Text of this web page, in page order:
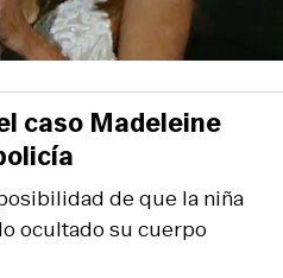
de que la niña
ocultado su cuerpo
caso Madeleine